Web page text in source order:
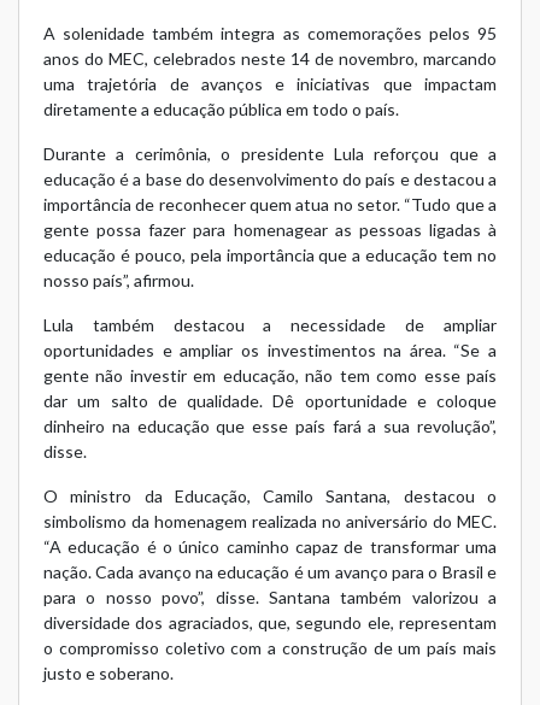
A solenidade também integra as comemorações pelos 95
anos do MEC, celebrados neste 14 de novembro, marcando
uma trajetória de avanços e iniciativas que impactam
diretamente a educação pública em todo o país.
Durante a cerimônia, o presidente Lula reforçou que a
educação é a base do desenvolvimento do país e destacou a
importância de reconhecer quem atua no setor. “Tudo que a
gente possa fazer para homenagear as pessoas ligadas à
educação é pouco, pela importância que a educação tem no
nosso país”, afirmou.
Lula também destacou a necessidade de ampliar
oportunidades e ampliar os investimentos na área. “Se a
gente não investir em educação, não tem como esse país
dar um salto de qualidade. Dê oportunidade e coloque
dinheiro na educação que esse país fará a sua revolução”,
disse.
O ministro da Educação, Camilo Santana, destacou o
simbolismo da homenagem realizada no aniversário do MEC.
“A educação é o único caminho capaz de transformar uma
nação. Cada avanço na educação é um avanço para o Brasil e
para o nosso povo”, disse. Santana também valorizou a
diversidade dos agraciados, que, segundo ele, representam
o compromisso coletivo com a construção de um país mais
justo e soberano.